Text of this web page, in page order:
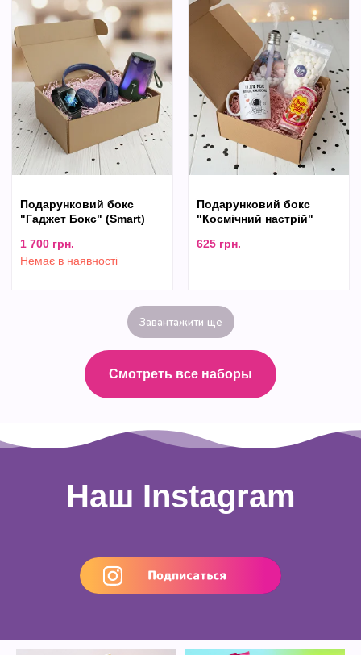
Подарунковий бокс
"Гаджет Бокс" (Smart)
1 700 грн.
Немає в наявності
Подарунковий бокс
"Космічний настрій"
625 грн.
Завантажити ще
Смотреть все наборы
Наш Instagram